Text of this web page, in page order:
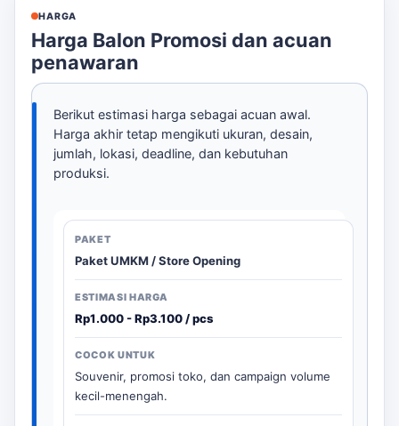
HARGA
Harga Balon Promosi dan acuan
penawaran
Berikut estimasi harga sebagai acuan awal.
Harga akhir tetap mengikuti ukuran, desain,
jumlah, lokasi, deadline, dan kebutuhan
produksi.
Paket UMKM / Store Opening
Rp1.000 - Rp3.100 / pcs
Souvenir, promosi toko, dan campaign volume
kecil-menengah.